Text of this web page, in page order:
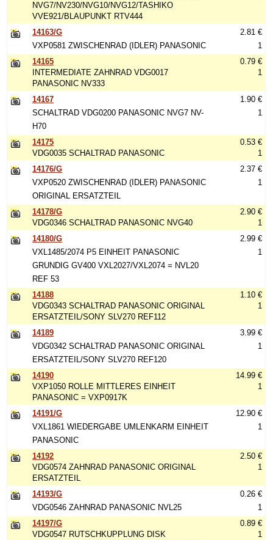
NVG7/NV230/NVG10/NVG12/TASHIKO
VVE921/BLAUPUNKT RTV444
14163/G
VXP0581 ZWISCHENRAD (IDLER) PANASONIC
2.81 €
1
14165
INTERMEDIATE ZAHNRAD VDG0017
PANASONIC NV333
0.79 €
1
14167
SCHALTRAD VDG0200 PANASONIC NVG7 NV-
H70
1.90 €
1
14175
VDG0035 SCHALTRAD PANASONIC
0.53 €
1
14176/G
VXP0520 ZWISCHENRAD (IDLER) PANASONIC
ORIGINAL ERSATZTEIL
2.37 €
1
14178/G
VDG0346 SCHALTRAD PANASONIC NVG40
2.90 €
1
14180/G
VXL1485/2074 P5 EINHEIT PANASONIC
GRUNDIG GV400 VXL2027/VXL2074 = NVL20
REF 53
2.99 €
1
14188
VDG0343 SCHALTRAD PANASONIC ORIGINAL
ERSATZTEIL/SONY SLV270 REF112
1.10 €
1
14189
VDG0342 SCHALTRAD PANASONIC ORIGINAL
ERSATZTEIL/SONY SLV270 REF120
3.99 €
1
14190
VXP1050 ROLLE MITTLERES EINHEIT
PANASONIC = VXP0917K
14.99 €
1
14191/G
VXL1861 WIEDERGABE UMLENKARM EINHEIT
PANASONIC
12.90 €
1
14192
VDG0574 ZAHNRAD PANASONIC ORIGINAL
ERSATZTEIL
2.50 €
1
14193/G
VDG0546 ZAHNRAD PANASONIC NVL25
0.26 €
1
14197/G
VDG0547 RUTSCHKUPPLUNG DISK
0.89 €
1